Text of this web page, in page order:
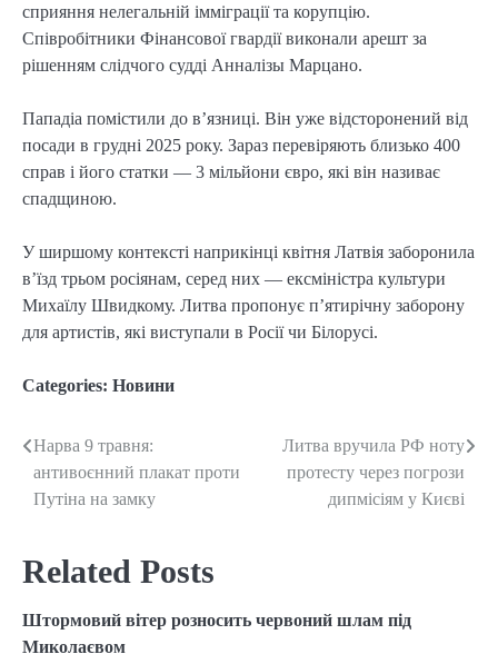
сприяння нелегальній імміграції та корупцію.
Співробітники Фінансової гвардії виконали арешт за
рішенням слідчого судді Анналізы Марцано.
Пападіа помістили до в’язниці. Він уже відсторонений від
посади в грудні 2025 року. Зараз перевіряють близько 400
справ і його статки — 3 мільйони євро, які він називає
спадщиною.
У ширшому контексті наприкінці квітня Латвія заборонила
в’їзд трьом росіянам, серед них — ексміністра культури
Михаїлу Швидкому. Литва пропонує п’ятирічну заборону
для артистів, які виступали в Росії чи Білорусі.
Categories: Новини
Post
navigation
Нарва 9 травня:
антивоєнний плакат проти
Путіна на замку
Литва вручила РФ ноту
протесту через погрози
дипмісіям у Києві
Related Posts
Штормовий вітер розносить червоний шлам під
Миколаєвом